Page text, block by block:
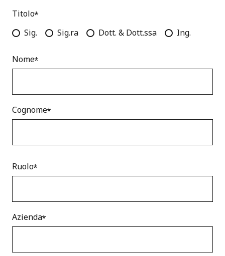
Titolo
Sig.
Sig.ra Dott. & Dott.ssa Ing.
Nome
Cognome
Ruolo
Azienda